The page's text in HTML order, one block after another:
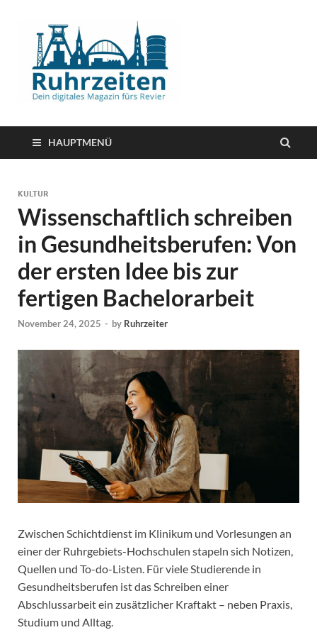
HAUPTMENÜ
KULTUR
Wissenschaftlich schreiben
in Gesundheitsberufen: Von
der ersten Idee bis zur
fertigen Bachelorarbeit
November 24, 2025 - by Ruhrzeiter
Zwischen Schichtdienst im Klinikum und Vorlesungen an
einer der Ruhrgebiets-Hochschulen stapeln sich Notizen,
Quellen und To-do-Listen. Für viele Studierende in
Gesundheitsberufen ist das Schreiben einer
Abschlussarbeit ein zusätzlicher Kraftakt – neben Praxis,
Studium und Alltag.